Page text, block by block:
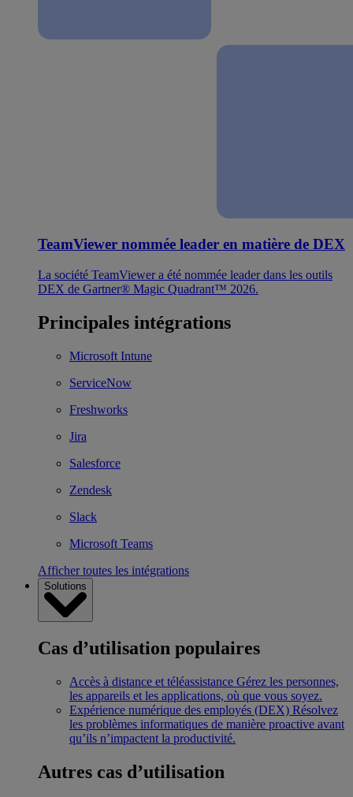
TeamViewer nommée leader en matière de DEX
La société TeamViewer a été nommée leader dans les outils
DEX de Gartner® Magic Quadrant™ 2026.
Principales intégrations
Microsoft Intune
ServiceNow
Freshworks
Jira
Salesforce
Zendesk
Slack
Microsoft Teams
Afficher toutes les intégrations
Solutions
Cas d’utilisation populaires
Accès à distance et téléassistance Gérez les personnes,
les appareils et les applications, où que vous soyez.
Expérience numérique des employés (DEX) Résolvez
les problèmes informatiques de manière proactive avant
qu’ils n’impactent la productivité.
Autres cas d’utilisation